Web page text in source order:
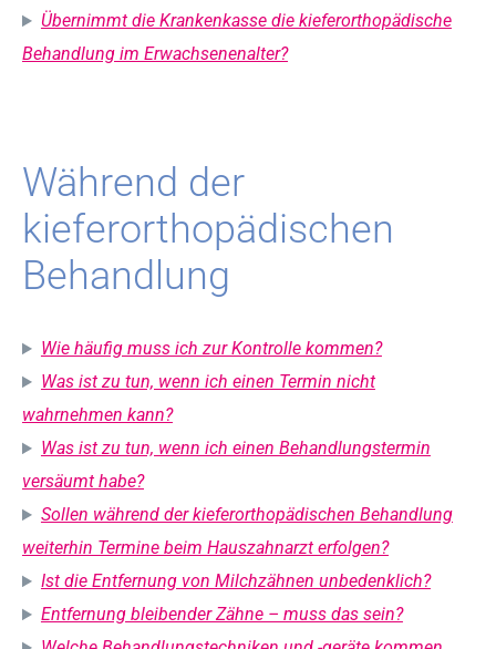
Übernimmt die Krankenkasse die kieferorthopädische
Behandlung im Erwachsenenalter?
Während der
kieferorthopädischen
Behandlung
Wie häufig muss ich zur Kontrolle kommen?
Was ist zu tun, wenn ich einen Termin nicht
wahrnehmen kann?
Was ist zu tun, wenn ich einen Behandlungstermin
versäumt habe?
Sollen während der kieferorthopädischen Behandlung
weiterhin Termine beim Hauszahnarzt erfolgen?
Ist die Entfernung von Milchzähnen unbedenklich?
Entfernung bleibender Zähne – muss das sein?